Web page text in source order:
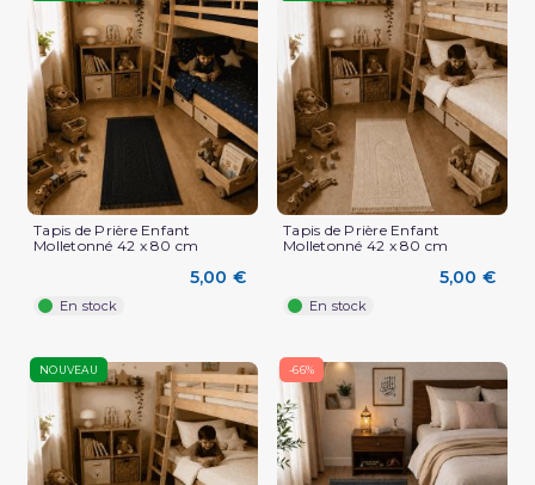
Tapis de Prière Enfant
Molletonné 42 x 80 cm
5,00 €
En stock
Tapis de Prière Enfant
Molletonné 42 x 80 cm
5,00 €
En stock
NOUVEAU -66%